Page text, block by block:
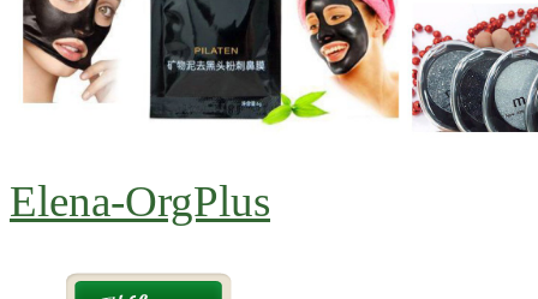
Elena-OrgPlus